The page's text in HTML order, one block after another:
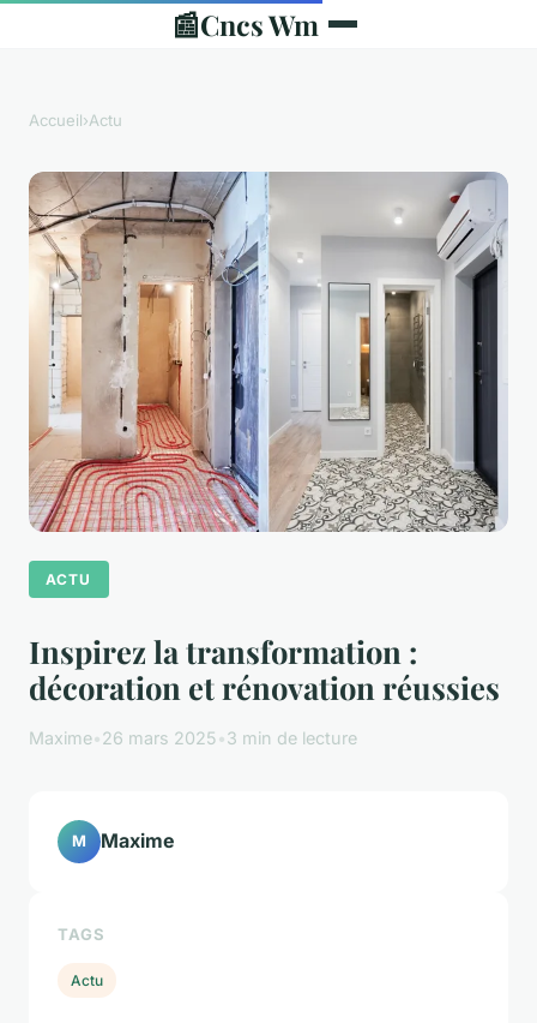
📰Cncs Wm
Accueil›Actu
ACTU
Inspirez la transformation :
décoration et rénovation réussies
Maxime•26 mars 2025•3 min de lecture
M Maxime
TAGS
Actu